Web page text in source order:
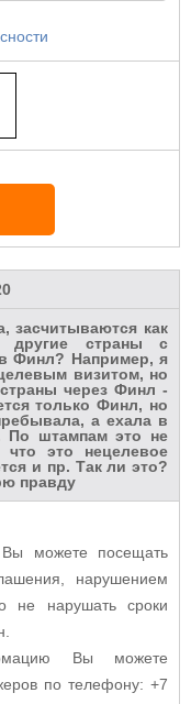
засчитываются как
другие страны с
Финл? Например, я
визитом, но
через Финл -
только Финл, но
а ехала в
По штампам это не
это нецелевое
и пр. Так ли это?
правду
можете посещать
нарушением
не нарушать сроки
Вы можете
по телефону: +7